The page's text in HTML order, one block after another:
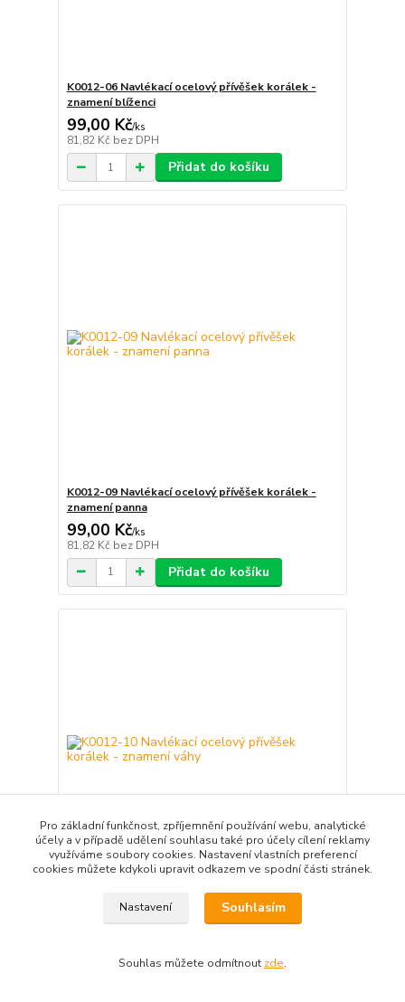
K0012-06 Navlékací ocelový přívěšek korálek -
znamení blíženci
99,00 Kč/ks
81,82 Kč bez DPH
Přidat do košíku
K0012-09 Navlékací ocelový přívěšek korálek -
znamení panna
99,00 Kč/ks
81,82 Kč bez DPH
Přidat do košíku
K0012-10 Navlékací ocelový přívěšek korálek -
znamení váhy
Pro základní funkčnost, zpříjemnění používání webu, analytické
účely a v případě udělení souhlasu také pro účely cílení reklamy
využíváme soubory cookies. Nastavení vlastních preferencí
cookies můžete kdykoli upravit odkazem ve spodní části stránek.
Nastavení Souhlasím
Souhlas můžete odmítnout zde.